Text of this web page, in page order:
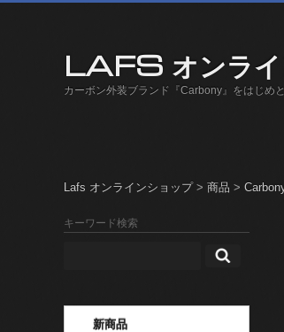
LAFS オンライ
カーボン外装ブランド『Carbony』をはじめ
Lafs オンラインショップ> 商品 >
キーワード検索
新商品